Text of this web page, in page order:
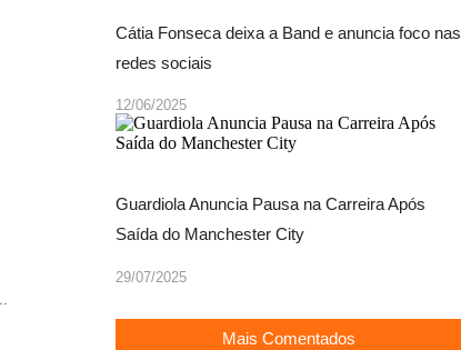
Cátia Fonseca deixa a Band e anuncia foco nas
redes sociais
12/06/2025
Guardiola Anuncia Pausa na Carreira Após
Saída do Manchester City
29/07/2025
Mais Comentados